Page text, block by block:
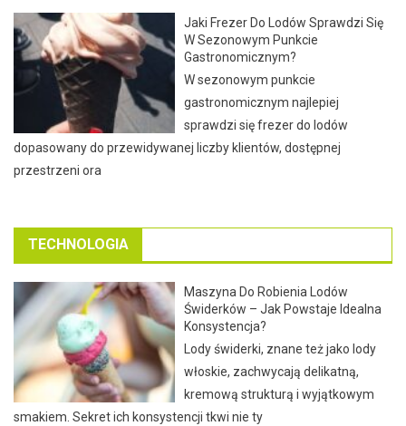
Jaki Frezer Do Lodów Sprawdzi Się
W Sezonowym Punkcie
Gastronomicznym?
W sezonowym punkcie
gastronomicznym najlepiej
sprawdzi się frezer do lodów
dopasowany do przewidywanej liczby klientów, dostępnej
przestrzeni ora
TECHNOLOGIA
Maszyna Do Robienia Lodów
Świderków – Jak Powstaje Idealna
Konsystencja?
Lody świderki, znane też jako lody
włoskie, zachwycają delikatną,
kremową strukturą i wyjątkowym
smakiem. Sekret ich konsystencji tkwi nie ty